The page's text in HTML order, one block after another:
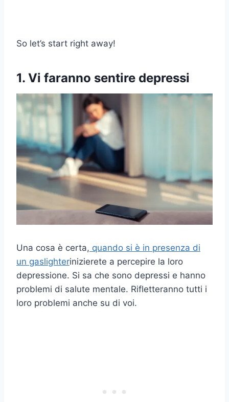
So let’s start right away!
1. Vi faranno sentire depressi
Una cosa è certa, quando si è in presenza di
un gaslighterinizierete a percepire la loro
depressione. Si sa che sono depressi e hanno
problemi di salute mentale. Rifletteranno tutti i
loro problemi anche su di voi.